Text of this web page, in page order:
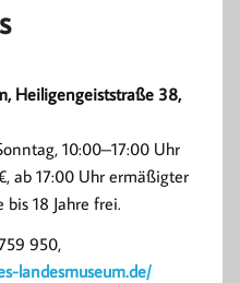
Heiligengeiststraße 38,
10:00–17:00 Uhr
ab 17:00 Uhr ermäßigter
18 Jahre frei.
950,
landesmuseum.de/